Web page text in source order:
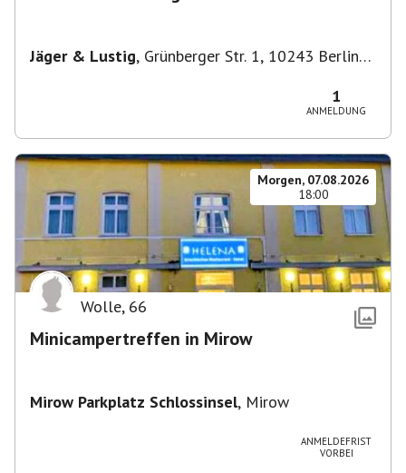
Jäger & Lustig, Grünberger Str. 1, 10243 Berlin-
1
ANMELDUNG
Morgen, 07.08.2026
18:00
Wolle, 66
Minicampertreffen in Mirow
Mirow Parkplatz Schlossinsel, Mirow
ANMELDEFRIST
VORBEI